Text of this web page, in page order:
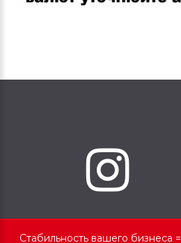
Стабильность вашего бизнеса =